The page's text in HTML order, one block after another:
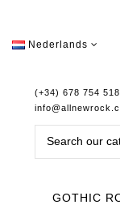
Nederlands
(+34) 678 754 518
GOTHIC